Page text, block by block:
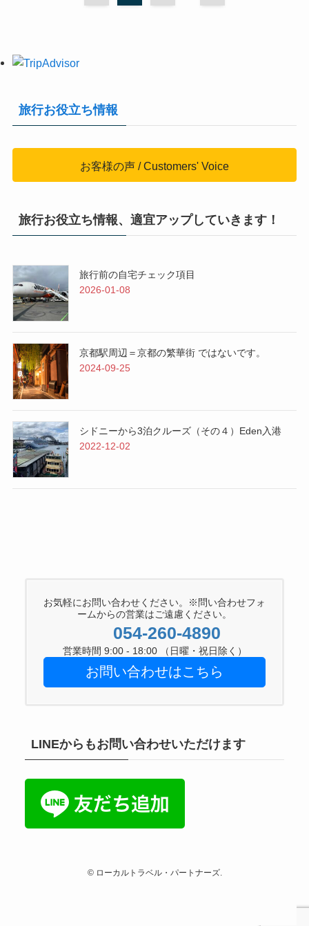
旅行お役立ち情報
お客様の声 / Customers' Voice
旅行お役立ち情報、適宜アップしていきます！
旅行前の自宅チェック項目
2026-01-08
京都駅周辺＝京都の繁華街 ではないです。
2024-09-25
シドニーから3泊クルーズ（その４）Eden入港
2022-12-02
お気軽にお問い合わせください。※問い合わせフォ
ームからの営業はご遠慮ください。
054-260-4890
営業時間 9:00 - 18:00 （日曜・祝日除く）
お問い合わせはこちら
LINEからもお問い合わせいただけます
©ローカルトラベル・パートナーズ.